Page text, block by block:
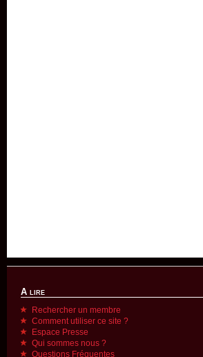
A lire
Rechercher un membre
Comment utiliser ce site ?
Espace Presse
Qui sommes nous ?
Questions Fréquentes